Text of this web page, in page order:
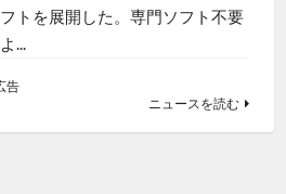
トを展開した。専門ソフト不要
...
告
ニュースを読む